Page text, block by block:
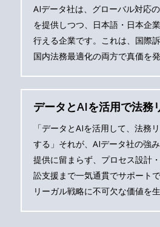
AIデータ社は、グローバル対応
を提供しつつ、日本語・日本企
行える企業です。これは、国際
国内法務最適化の両方で真価を発
データとAIを活用で法務
「データとAIを活用して、法務
する」それが、AIデータ社の強
提供に留まらず、プロセス設計
訟支援まで一気通貫でサポート
リーガル戦略に不可欠な価値を